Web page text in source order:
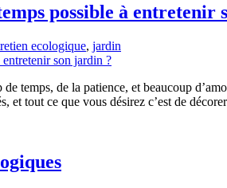
possible à entretenir
ecologique, jardin
temps, de la patience, et beaucoup
et tout ce que vous désirez c’est de